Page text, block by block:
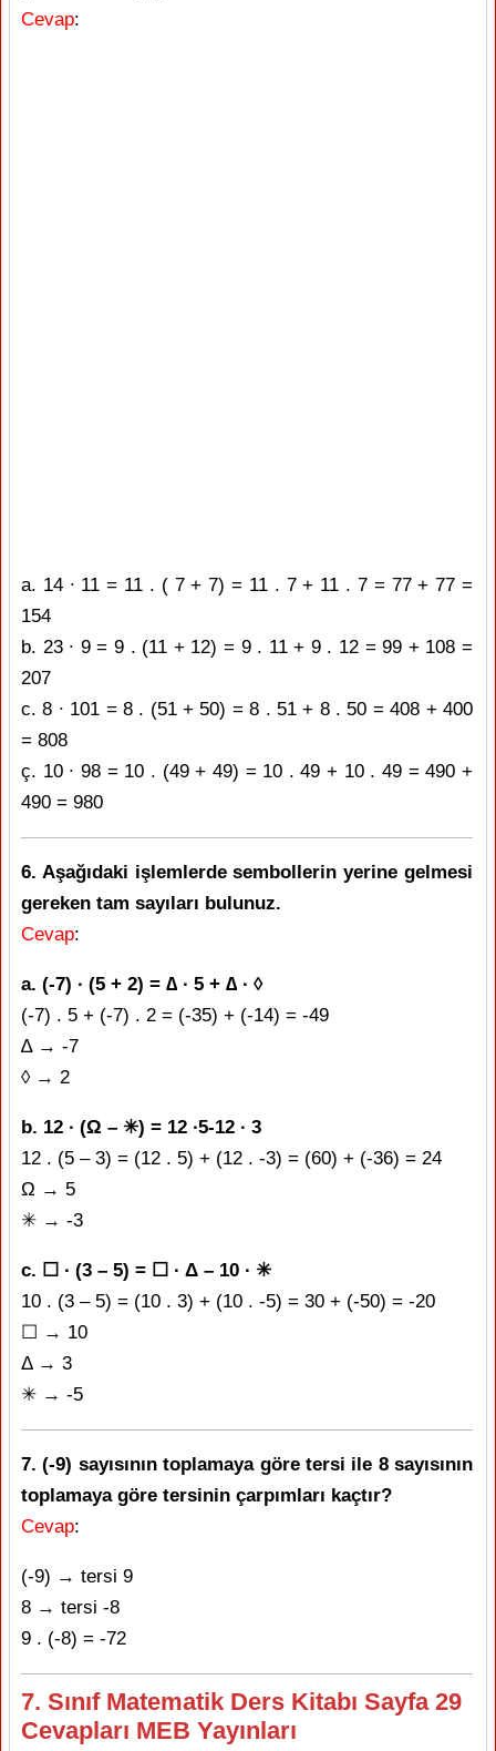
Cevap:
a. 14 ∙ 11 = 11 . ( 7 + 7) = 11 . 7 + 11 . 7 = 77 + 77 =
154
b. 23 ∙ 9 = 9 . (11 + 12) = 9 . 11 + 9 . 12 = 99 + 108 =
207
c. 8 ∙ 101 = 8 . (51 + 50) = 8 . 51 + 8 . 50 = 408 + 400
= 808
ç. 10 ∙ 98 = 10 . (49 + 49) = 10 . 49 + 10 . 49 = 490 +
490 = 980
6. Aşağıdaki işlemlerde sembollerin yerine gelmesi
gereken tam sayıları bulunuz.
Cevap:
a. (-7) ∙ (5 + 2) = ∆ ∙ 5 + ∆ ∙ ◊
(-7) . 5 + (-7) . 2 = (-35) + (-14) = -49
∆ → -7
◊ → 2
b. 12 ∙ (Ω – ✳) = 12 ∙5-12 ∙ 3
12 . (5 – 3) = (12 . 5) + (12 . -3) = (60) + (-36) = 24
Ω → 5
✳ → -3
c. ☐ ∙ (3 – 5) = ☐ ∙ Δ – 10 ∙ ✳
10 . (3 – 5) = (10 . 3) + (10 . -5) = 30 + (-50) = -20
☐ → 10
Δ → 3
✳ → -5
7. (-9) sayısının toplamaya göre tersi ile 8 sayısının
toplamaya göre tersinin çarpımları kaçtır?
Cevap:
(-9) → tersi 9
8 → tersi -8
9 . (-8) = -72
7. Sınıf Matematik Ders Kitabı Sayfa 29
Cevapları MEB Yayınları